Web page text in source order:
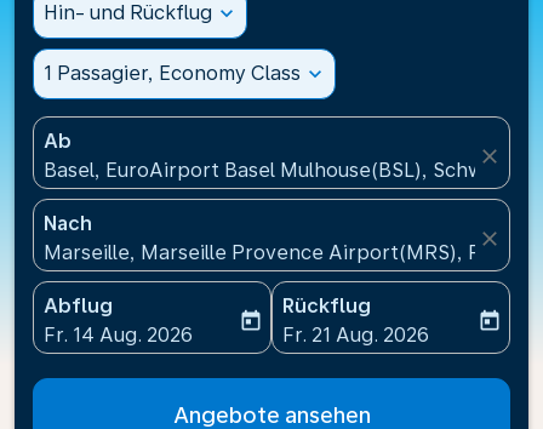
Hin- und Rückflug expand_more
1 Passagier, Economy Class expand_more
Ab
Basel, EuroAirport Basel Mulhouse(BSL), Schweiz
close
Nach
Marseille, Marseille Provence Airport(MRS),
close
Abflug
fc-booking-departure-date-aria-label
Fr. 14 Aug. 2026
today
Rückflug
fc-booking-return-date-
Fr. 21 Aug. 2026
today
Angebote ansehen